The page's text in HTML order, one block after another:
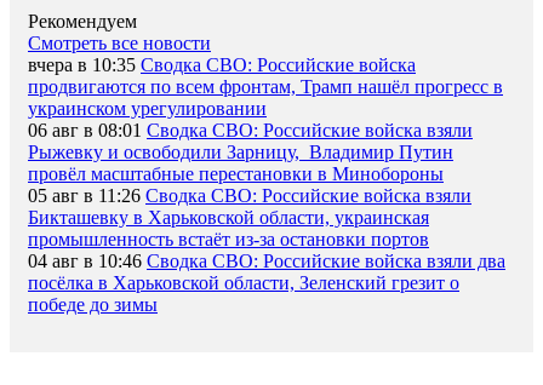
Рекомендуем
Смотреть все новости
вчера в 10:35 Сводка СВО: Российские войска
продвигаются по всем фронтам, Трамп нашёл прогресс в
украинском урегулировании
06 авг в 08:01 Сводка СВО: Российские войска взяли
Рыжевку и освободили Зарницу, Владимир Путин
провёл масштабные перестановки в Минобороны
05 авг в 11:26 Сводка СВО: Российские войска взяли
Бикташевку в Харьковской области, украинская
промышленность встаёт из-за остановки портов
04 авг в 10:46 Сводка СВО: Российские войска взяли два
посёлка в Харьковской области, Зеленский грезит о
победе до зимы